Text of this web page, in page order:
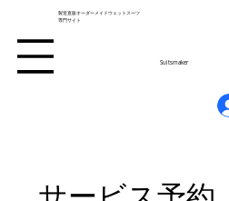
Suitsmaker
製造直販オーダーメイドウェットスーツ
専門サイト